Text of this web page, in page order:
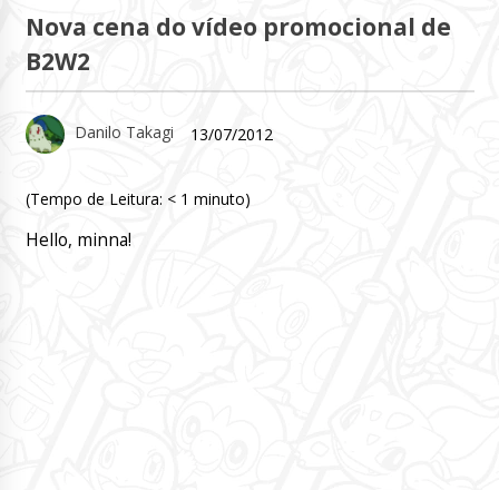
Nova cena do vídeo promocional de
B2W2
Danilo Takagi 13/07/2012
(Tempo de Leitura: < 1 minuto)
Hello, minna!